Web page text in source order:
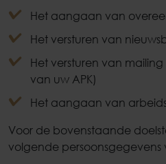
Het aangaan van
Het versturen van
Het versturen van
van uw APK)
Het aangaan van
Voor de bovenstaande
volgende persoonsgegevens